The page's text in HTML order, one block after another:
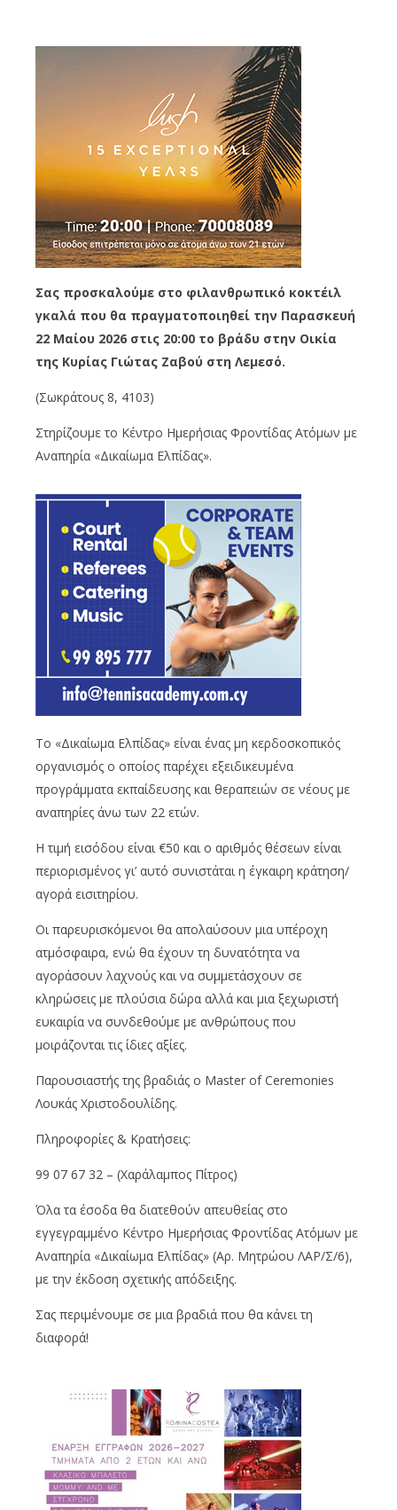
Σας προσκαλούμε στο φιλανθρωπικό κοκτέιλ
γκαλά που θα πραγματοποιηθεί την Παρασκευή
22 Μαίου 2026 στις 20:00 το βράδυ στην Οικία
της Κυρίας Γιώτας Ζαβού στη Λεμεσό.
(Σωκράτους 8, 4103)
Στηρίζουμε το Κέντρο Ημερήσιας Φροντίδας Ατόμων με
Αναπηρία «Δικαίωμα Ελπίδας».
Το «Δικαίωμα Ελπίδας» είναι ένας μη κερδοσκοπικός
οργανισμός ο οποίος παρέχει εξειδικευμένα
προγράμματα εκπαίδευσης και θεραπειών σε νέους με
αναπηρίες άνω των 22 ετών.
Η τιμή εισόδου είναι €50 και ο αριθμός θέσεων είναι
περιορισμένος γι’ αυτό συνιστάται η έγκαιρη κράτηση/
αγορά εισιτηρίου.
Οι παρευρισκόμενοι θα απολαύσουν μια υπέροχη
ατμόσφαιρα, ενώ θα έχουν τη δυνατότητα να
αγοράσουν λαχνούς και να συμμετάσχουν σε
κληρώσεις με πλούσια δώρα αλλά και μια ξεχωριστή
ευκαιρία να συνδεθούμε με ανθρώπους που
μοιράζονται τις ίδιες αξίες.
Παρουσιαστής της βραδιάς ο Master of Ceremonies
Λουκάς Χριστοδουλίδης.
Πληροφορίες & Κρατήσεις:
99 07 67 32 – (Χαράλαμπος Πίτρος)
Όλα τα έσοδα θα διατεθούν απευθείας στο
εγγεγραμμένο Κέντρο Ημερήσιας Φροντίδας Ατόμων με
Αναπηρία «Δικαίωμα Ελπίδας» (Αρ. Μητρώου ΛΑΡ/Σ/6),
με την έκδοση σχετικής απόδειξης.
Σας περιμένουμε σε μια βραδιά που θα κάνει τη
διαφορά!